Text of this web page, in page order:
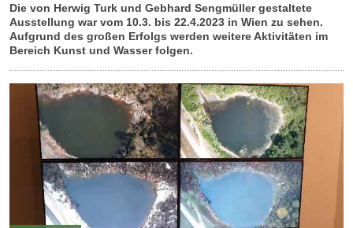
i
t
e
Die von Herwig Turk und Gebhard Sengmüller gestaltete
Ausstellung war vom 10.3. bis 22.4.2023 in Wien zu sehen.
Aufgrund des großen Erfolgs werden weitere Aktivitäten im
Bereich Kunst und Wasser folgen.